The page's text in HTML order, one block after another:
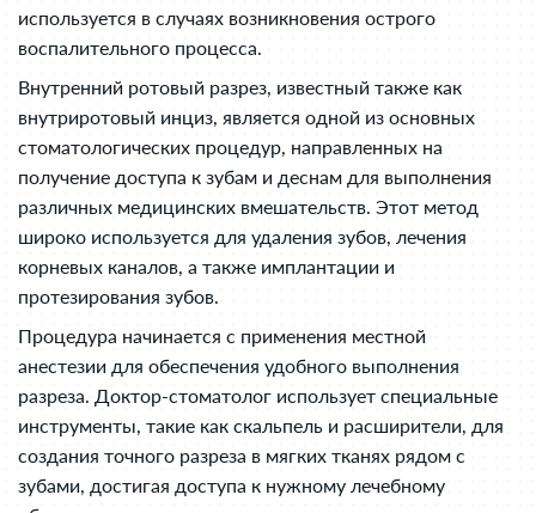
используется в случаях возникновения острого
воспалительного процесса.
Внутренний ротовый разрез, известный также как
внутриротовый инциз, является одной из основных
стоматологических процедур, направленных на
получение доступа к зубам и деснам для выполнения
различных медицинских вмешательств. Этот метод
широко используется для удаления зубов, лечения
корневых каналов, а также имплантации и
протезирования зубов.
Процедура начинается с применения местной
анестезии для обеспечения удобного выполнения
разреза. Доктор-стоматолог использует специальные
инструменты, такие как скальпель и расширители, для
создания точного разреза в мягких тканях рядом с
зубами, достигая доступа к нужному лечебному